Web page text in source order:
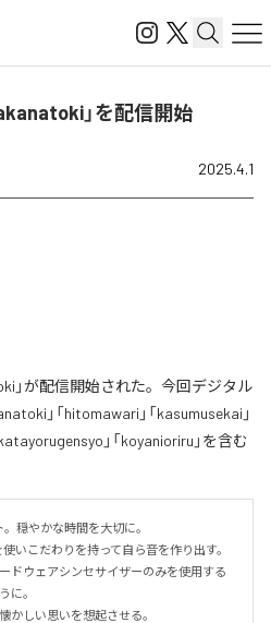
」を配信開始
2025.4.1
」が配信開始された。今回デジタル
」「hitomawari」「kasumusekai」
」「koyanioriru」を含む
穏やかな時間を大切に。
いこだわりを持って自ら音を作り出す。
ドウェアシンセサイザーのみを使用する
に。
かしい思いを想起させる。